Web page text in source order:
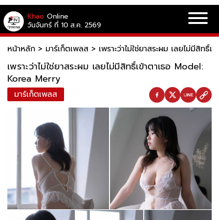
Khao Online
วันจันทร์ ที่ 10 ส.ค. 2569
หน้าหลัก > มาร์เก็ตเพลส > เพราะว่าไม่ใช่ยาสระผม เลยไม่มีสิท
เพราะว่าไม่ใช่ยาสระผม เลยไม่มีสิทธิ์เข้าตาเธอ Model:
Korea Merry
มาร์เก็ตเพลส